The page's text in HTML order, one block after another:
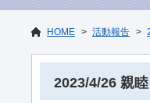
HOME 活動報告
2023/4/26 親